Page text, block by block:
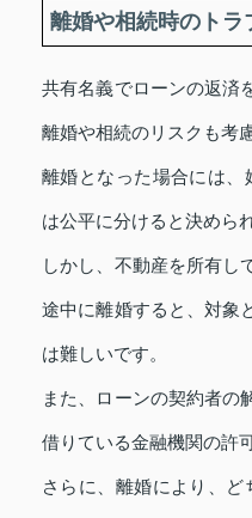
離婚や相続時のトラ
共有名義でローンの返済
離婚や相続のリスクも考
離婚となった場合には、
は公平に分けると決めら
しかし、不動産を所有し
途中に離婚すると、対象
は難しいです。
また、ローンの契約者の
借りている金融機関の許
さらに、離婚により、